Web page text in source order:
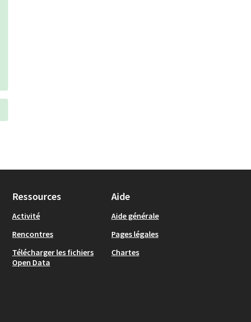
Ressources
Activité
Rencontres
Télécharger les fichiers
Open Data
Aide
Aide générale
Pages légales
Chartes